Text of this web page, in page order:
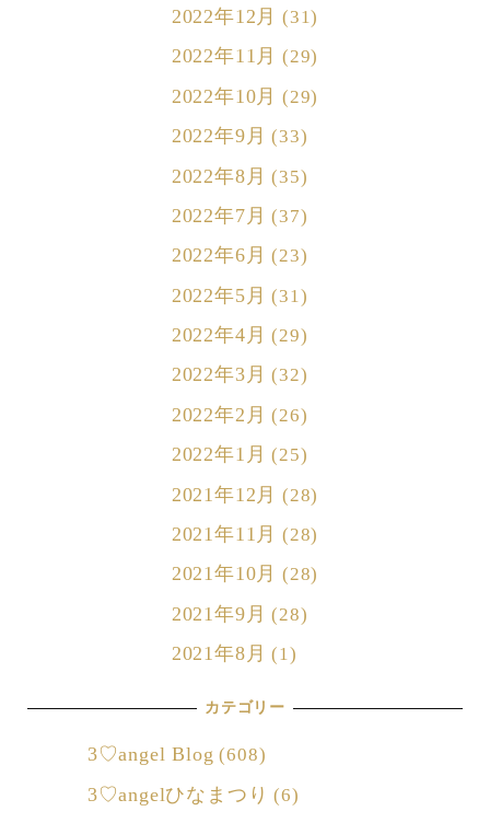
2022年12月 (31)
2022年11月 (29)
2022年10月 (29)
2022年9月 (33)
2022年8月 (35)
2022年7月 (37)
2022年6月 (23)
2022年5月 (31)
2022年4月 (29)
2022年3月 (32)
2022年2月 (26)
2022年1月 (25)
2021年12月 (28)
2021年11月 (28)
2021年10月 (28)
2021年9月 (28)
2021年8月 (1)
カテゴリー
3♡angel Blog (608)
3♡angelひなまつり (6)